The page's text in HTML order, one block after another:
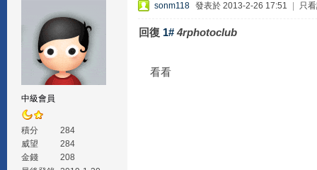
中級會員
積分
284
威望
284
金錢
208
sonm118 發表於 2013-2-26 17:51 只
回復 1# 4rphotoclub
看看